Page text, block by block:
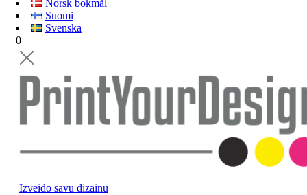
Norsk bokmål
Suomi
Svenska
0
Izveido savu dizainu